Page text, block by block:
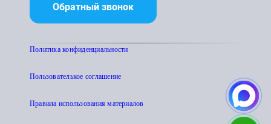
Обратный звонок
Политика конфиденциальности
Пользователькое соглашение
Правила использования материалов